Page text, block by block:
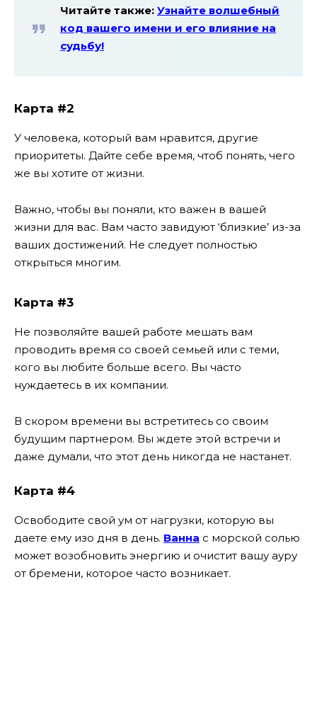
Читайте также: Узнайте волшебный
код вашего имени и его влияние на
судьбу!
Карта #2
У человека, который вам нравится, другие
приоритеты. Дайте себе время, чтоб понять, чего
же вы хотите от жизни.
Важно, чтобы вы поняли, кто важен в вашей
жизни для вас. Вам часто завидуют ‘близкие’ из-за
ваших достижений. Не следует полностью
открыться многим.
Карта #3
Не позволяйте вашей работе мешать вам
проводить время со своей семьей или с теми,
кого вы любите больше всего. Вы часто
нуждаетесь в их компании.
В скором времени вы встретитесь со своим
будущим партнером. Вы ждете этой встречи и
даже думали, что этот день никогда не настанет.
Карта #4
Освободите свой ум от нагрузки, которую вы
даете ему изо дня в день. Ванна с морской солью
может возобновить энергию и очистит вашу ауру
от бремени, которое часто возникает.